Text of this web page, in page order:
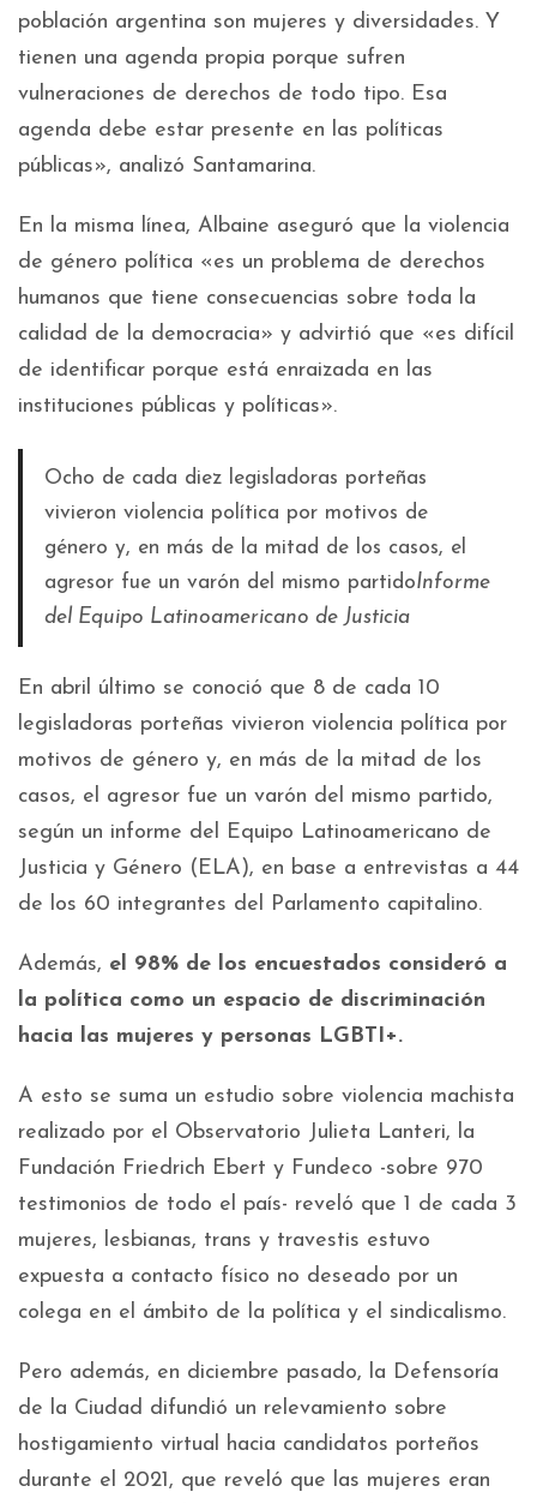
población argentina son mujeres y diversidades. Y
tienen una agenda propia porque sufren
vulneraciones de derechos de todo tipo. Esa
agenda debe estar presente en las políticas
públicas», analizó Santamarina.
En la misma línea, Albaine aseguró que la violencia
de género política «es un problema de derechos
humanos que tiene consecuencias sobre toda la
calidad de la democracia» y advirtió que «es difícil
de identificar porque está enraizada en las
instituciones públicas y políticas».
Ocho de cada diez legisladoras porteñas
vivieron violencia política por motivos de
género y, en más de la mitad de los casos, el
agresor fue un varón del mismo partidoInforme
del Equipo Latinoamericano de Justicia
En abril último se conoció que 8 de cada 10
legisladoras porteñas vivieron violencia política por
motivos de género y, en más de la mitad de los
casos, el agresor fue un varón del mismo partido,
según un informe del Equipo Latinoamericano de
Justicia y Género (ELA), en base a entrevistas a 44
de los 60 integrantes del Parlamento capitalino.
Además, el 98% de los encuestados consideró a
la política como un espacio de discriminación
hacia las mujeres y personas LGBTI+.
A esto se suma un estudio sobre violencia machista
realizado por el Observatorio Julieta Lanteri, la
Fundación Friedrich Ebert y Fundeco -sobre 970
testimonios de todo el país- reveló que 1 de cada 3
mujeres, lesbianas, trans y travestis estuvo
expuesta a contacto físico no deseado por un
colega en el ámbito de la política y el sindicalismo.
Pero además, en diciembre pasado, la Defensoría
de la Ciudad difundió un relevamiento sobre
hostigamiento virtual hacia candidatos porteños
durante el 2021, que reveló que las mujeres eran